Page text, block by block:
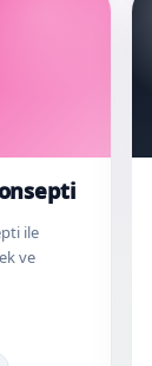
ile
ve